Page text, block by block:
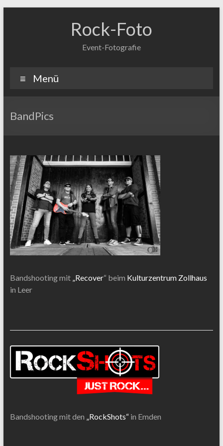
Rock-Foto
Event-Fotografie
Menü
BandPics
Bandshooting mit „Recover“ beim Kulturzentrum Zollhaus
in Leer
Bandshooting mit den „RockShots“in Emden